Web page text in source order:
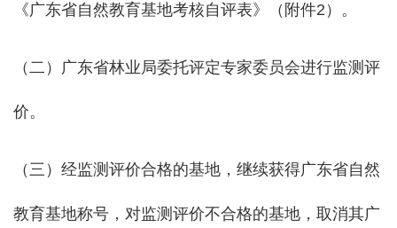
《广东省自然教育基地考核自评表》（附件2）。
（二）广东省林业局委托评定专家委员会进行监测评
价。
（三）经监测评价合格的基地，继续获得广东省自然
教育基地称号，对监测评价不合格的基地，取消其广